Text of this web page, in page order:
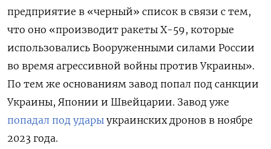
предприятие в «черный» список в связи с тем,
что оно «производит ракеты Х-59, которые
использовались Вооруженными силами России
во время агрессивной войны против Украины».
По тем же основаниям завод попал под санкции
Украины, Японии и Швейцарии. Завод уже
попадал под удары украинских дронов в ноябре
2023 года.